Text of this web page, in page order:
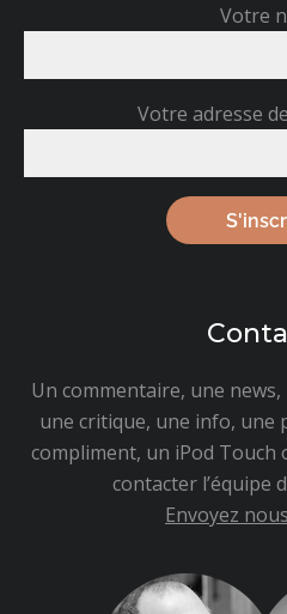
Votre
Votre adresse
Un commentaire, une
une critique, une info, une
compliment, un iPod Touch
contacter l’équipe
Envoyez